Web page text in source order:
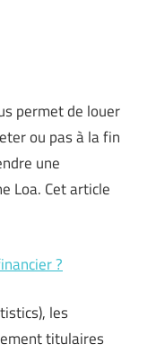
permet de louer
ou pas à la fin
une
Loa. Cet article
?
les
titulaires